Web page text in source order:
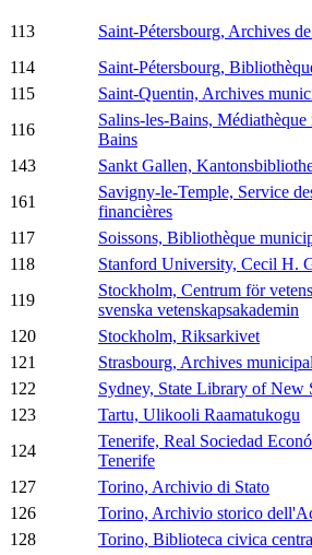
113
Saint-Pétersbourg, Archives
114
Saint-Pétersbourg,
115
Saint-Quentin, Archives
116
Salins-les-Bains,
Bains
143
Sankt Gallen,
161
Savigny-le-Temple, Service
financières
117
Soissons, Bibliothèque
118
Stanford University, Cecil H.
119
Stockholm, Centrum för
svenska vetenskapsakademin
120
Stockholm, Riksarkivet
121
Strasbourg, Archives
122
Sydney, State Library of New
123
Tartu, Ulikooli Raamatukogu
124
Tenerife, Real Sociedad
Tenerife
127
Torino, Archivio di Stato
126
Torino, Archivio storico
128
Torino, Biblioteca civica